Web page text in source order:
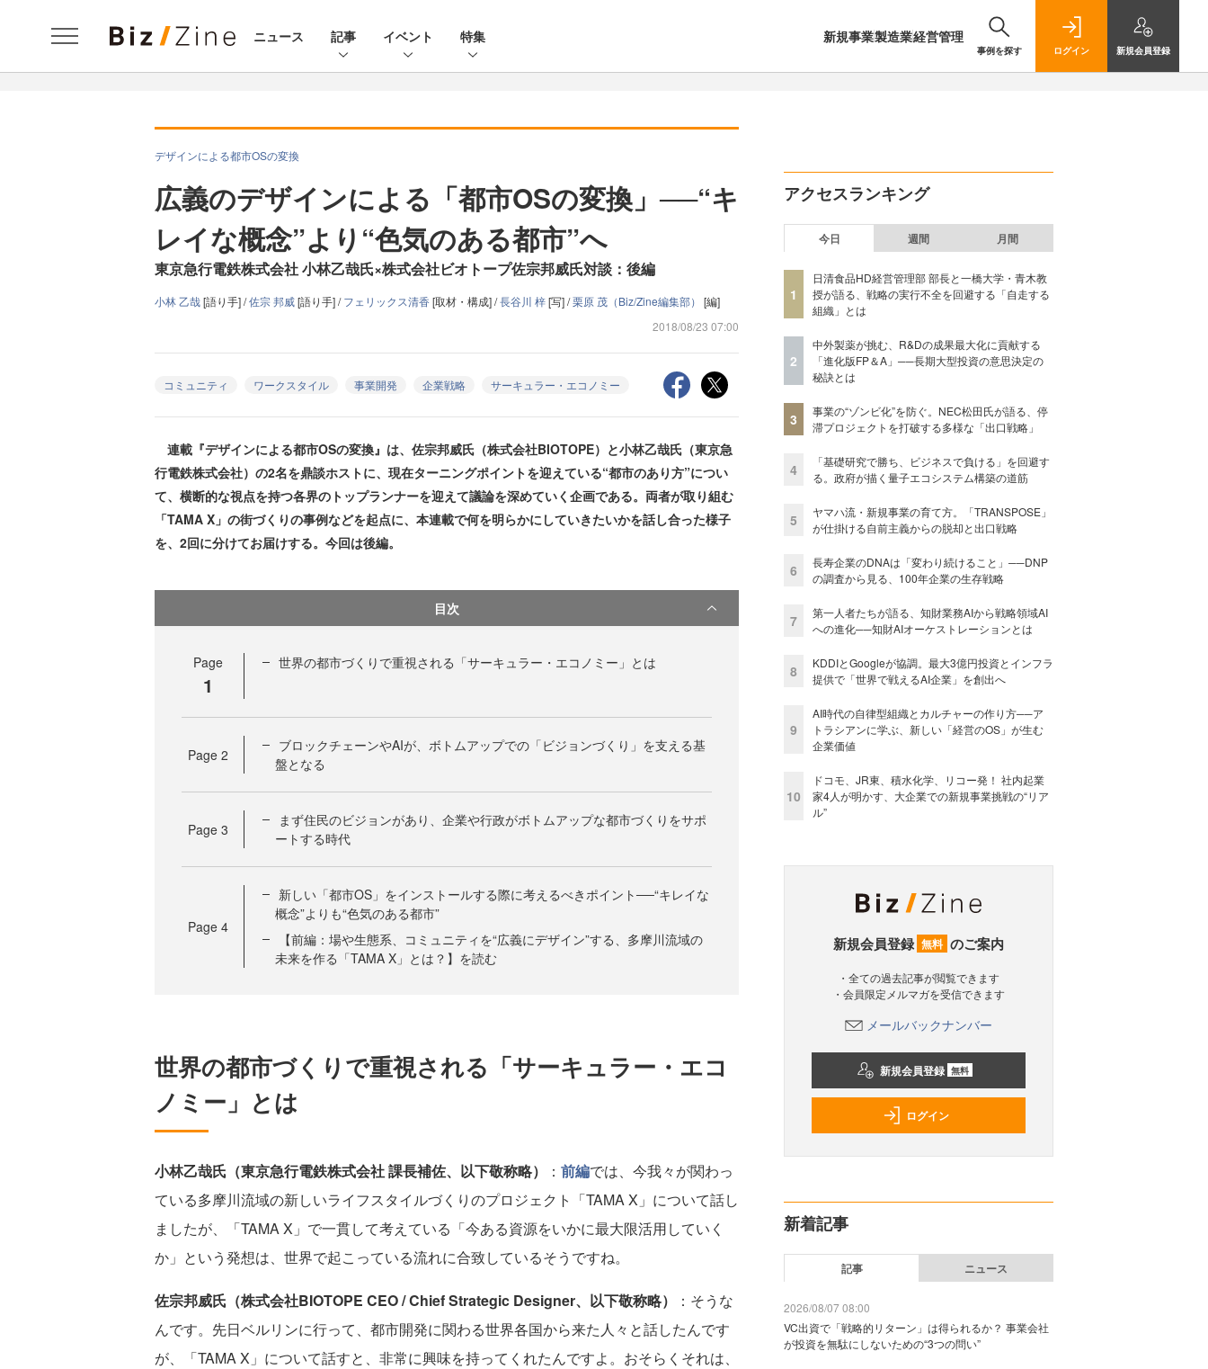
ニュース 記事 イベント 特集 新規事業製造業経営管理
事例を探す ログイン 新規会員登録
デザインによる都市OSの変換
広義のデザインによる「都市OSの変換」──“キ
レイな概念”より“色気のある都市”へ
東京急行電鉄株式会社 小林乙哉氏×株式会社ビオトープ佐宗邦威氏対談：後編
小林 乙哉[語り手] /佐宗 邦威[語り手] /フェリックス清香[取材・構成] /長谷川 梓[写] /栗原 茂（Biz/Zine編集部） [編]
2018/08/23 07:00
コミュニティ ワークスタイル 事業開発 企業戦略 サーキュラー・エコノミー
連載『デザインによる都市OSの変換』は、佐宗邦威氏（株式会社BIOTOPE）と小林乙哉氏（東京急
行電鉄株式会社）の2名を鼎談ホストに、現在ターニングポイントを迎えている“都市のあり方”につい
て、横断的な視点を持つ各界のトップランナーを迎えて議論を深めていく企画である。両者が取り組む
「TAMA X」の街づくりの事例などを起点に、本連載で何を明らかにしていきたいかを話し合った様子
を、2回に分けてお届けする。今回は後編。
目次
Page
1
世界の都市づくりで重視される「サーキュラー・エコノミー」とは
Page 2
ブロックチェーンやAIが、ボトムアップでの「ビジョンづくり」を支える基
盤となる
Page 3
まず住民のビジョンがあり、企業や行政がボトムアップな都市づくりをサポ
ートする時代
Page 4
新しい「都市OS」をインストールする際に考えるべきポイント──“キレイな
概念”よりも“色気のある都市”
【前編：場や生態系、コミュニティを“広義にデザイン”する、多摩川流域の
未来を作る「TAMA X」とは？】を読む
世界の都市づくりで重視される「サーキュラー・エコ
ノミー」とは
小林乙哉氏（東京急行電鉄株式会社 課長補佐、以下敬称略） ： 前編では、今我々が関わっ
ている多摩川流域の新しいライフスタイルづくりのプロジェクト「TAMA X」について話し
ましたが、「TAMA X」で一貫して考えている「今ある資源をいかに最大限活用していく
か」という発想は、世界で起こっている流れに合致しているそうですね。
佐宗邦威氏（株式会社BIOTOPE CEO / Chief Strategic Designer、以下敬称略）
：そうな
んです。先日ベルリンに行って、都市開発に関わる世界各国から来た人々と話したんです
が、「TAMA X」について話すと、非常に興味を持ってくれたんですよ。おそらくそれは、
アクセスランキング
今日 週間 月間
1
日清食品HD経営管理部 部長と一橋大学・青木教
授が語る、戦略の実行不全を回避する「自走する
組織」とは
2
中外製薬が挑む、R&Dの成果最大化に貢献する
「進化版FP＆A」──長期大型投資の意思決定の
秘訣とは
3
事業の“ゾンビ化”を防ぐ。NEC松田氏が語る、停
滞プロジェクトを打破する多様な「出口戦略」
4
「基礎研究で勝ち、ビジネスで負ける」を回避す
る。政府が描く量子エコシステム構築の道筋
5
ヤマハ流・新規事業の育て方。「TRANSPOSE」
が仕掛ける自前主義からの脱却と出口戦略
6
長寿企業のDNAは「変わり続けること」──DNP
の調査から見る、100年企業の生存戦略
7
第一人者たちが語る、知財業務AIから戦略領域AI
への進化──知財AIオーケストレーションとは
8
KDDIとGoogleが協調。最大3億円投資とインフラ
提供で「世界で戦えるAI企業」を創出へ
9
AI時代の自律型組織とカルチャーの作り方──ア
トラシアンに学ぶ、新しい「経営のOS」が生む
企業価値
10
ドコモ、JR東、積水化学、リコー発！ 社内起業
家4人が明かす、大企業での新規事業挑戦の“リア
ル”
新規会員登録 無料 のご案内
・全ての過去記事が閲覧できます
・会員限定メルマガを受信できます
メールバックナンバー
新規会員登録 無料
ログイン
新着記事
記事 ニュース
2026/08/07 08:00
VC出資で「戦略的リターン」は得られるか？ 事業会社
が投資を無駄にしないための“3つの問い”